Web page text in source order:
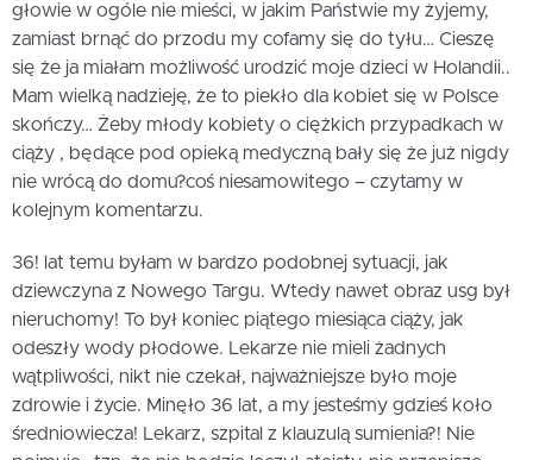
głowie w ogóle nie mieści, w jakim Państwie my żyjemy,
zamiast brnąć do przodu my cofamy się do tyłu… Cieszę
się że ja miałam możliwość urodzić moje dzieci w Holandii..
Mam wielką nadzieję, że to piekło dla kobiet się w Polsce
skończy… Żeby młody kobiety o ciężkich przypadkach w
ciąży , będące pod opieką medyczną bały się że już nigdy
nie wrócą do domu?coś niesamowitego – czytamy w
kolejnym komentarzu.
36! lat temu byłam w bardzo podobnej sytuacji, jak
dziewczyna z Nowego Targu. Wtedy nawet obraz usg był
nieruchomy! To był koniec piątego miesiąca ciąży, jak
odeszły wody płodowe. Lekarze nie mieli żadnych
wątpliwości, nikt nie czekał, najważniejsze było moje
zdrowie i życie. Minęło 36 lat, a my jesteśmy gdzieś koło
średniowiecza! Lekarz, szpital z klauzulą sumienia?! Nie